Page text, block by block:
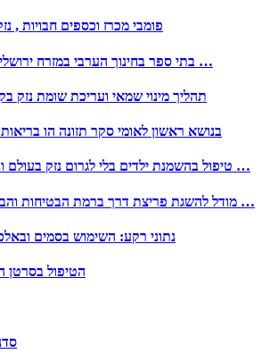
פומבי מכרז וכספים חבויות ,
בתי ספר בחינוך הערבי במזרח ירושלים שבהם נלמדת תכנית …
תהליך מינוי שמאי ועריכת שומת נזק
בנושא ראשון לאומי סקר תזונה הו בריאות ה מצב
טיפול בהשמנת ילדים בלי לגרום נזק בעולם ונחשבת למגיפה השמנת …
מודל להשגת פריצת דרך ברמת הבטיחות והבריאות התעסוקתית של …
1 נתוני רקע: השימוש בסמים
הטיפול בסרטן